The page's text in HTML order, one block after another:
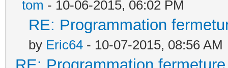
elseif
Jun 08 17:15:10
tom - 10-06-2015, 06:02 PM
RE: Programmation
by Eric64 - 10-07-2015, 08:56 AM